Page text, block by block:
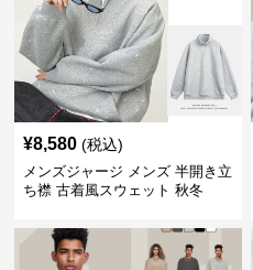
¥8,580 (税込)
メンズジャージ メンズ 半開き立
ち襟 古着風スウェット 秋冬